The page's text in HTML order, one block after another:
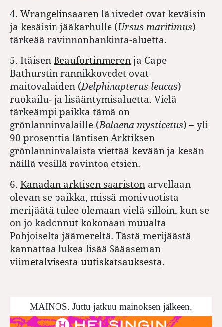
4. Wrangelinsaaren lähivedet ovat keväisin
ja kesäisin jääkarhulle (Ursus maritimus)
tärkeää ravinnonhankinta-aluetta.
5. Itäisen Beaufortinmeren ja Cape
Bathurstin rannikkovedet ovat
maitovalaiden (Delphinapterus leucas)
ruokailu- ja lisääntymisaluetta. Vielä
tärkeämpi paikka tämä on
grönlanninvalaille (Balaena mysticetus) – yli
90 prosenttia läntisen Arktiksen
grönlanninvalaista viettää kevään ja kesän
näillä vesillä ravintoa etsien.
6. Kanadan arktisen saariston arvellaan
olevan se paikka, missä monivuotista
merijäätä tulee olemaan vielä silloin, kun se
on jo kadonnut kokonaan muualta
Pohjoiselta jäämereltä. Tästä merijäästä
kannattaa lukea lisää Sääaseman
viimetalvisesta uutiskatsauksesta.
MAINOS. Juttu jatkuu mainoksen jälkeen.